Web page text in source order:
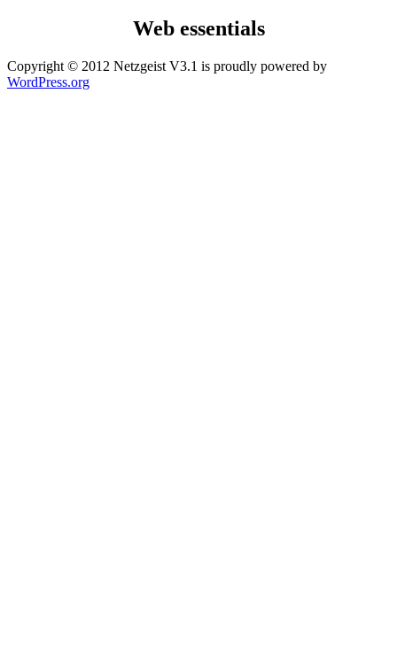
Web essentials
Copyright © 2012 Netzgeist V3.1 is proudly powered by
WordPress.org